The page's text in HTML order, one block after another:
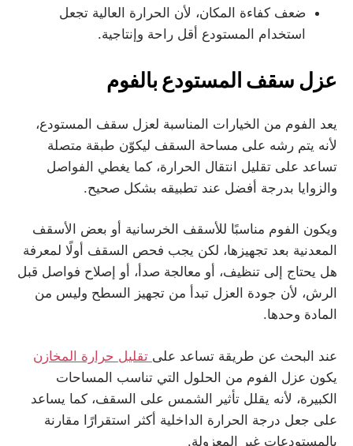
ضعف كفاءة المكان، لأن الحرارة العالية تجعل
استخدام المستودع أقل راحة وإنتاجية.
عزل سقف المستودع بالفوم
يعد الفوم من الخيارات المناسبة لعزل سقف المستودع،
لأنه يتم رشه على مساحة السقف ليكوّن طبقة متصلة
تساعد على تقليل انتقال الحرارة، كما يغطي الفواصل
والزوايا بدرجة أفضل عند تطبيقه بشكل صحيح.
ويكون الفوم مناسبًا للأسقف الخرسانية أو بعض الأسقف
المعدنية بعد تجهيزها، لكن يجب فحص السقف أولًا لمعرفة
هل يحتاج إلى تنظيف، أو معالجة صدأ، أو إصلاح فواصل قبل
الرش، لأن جودة العزل تبدأ من تجهيز السطح وليس من
المادة وحدها.
عند البحث عن طريقة تساعد على تقليل حرارة المخازن
يكون عزل الفوم من الحلول التي تناسب المساحات
الكبيرة، لأنه يقلل تأثير الشمس على السقف، كما يساعد
على جعل درجة الحرارة الداخلية أكثر استقرارًا مقارنة
بالمستودعات غير المعزولة.